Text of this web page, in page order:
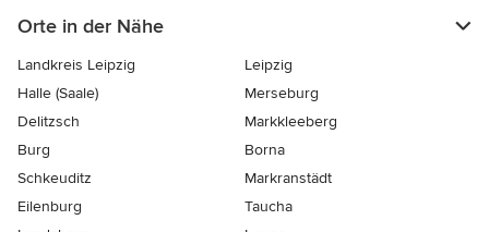
Orte in der Nähe
Landkreis Leipzig
Leipzig
Halle (Saale)
Merseburg
Delitzsch
Markkleeberg
Burg
Borna
Schkeuditz
Markranstädt
Eilenburg
Taucha